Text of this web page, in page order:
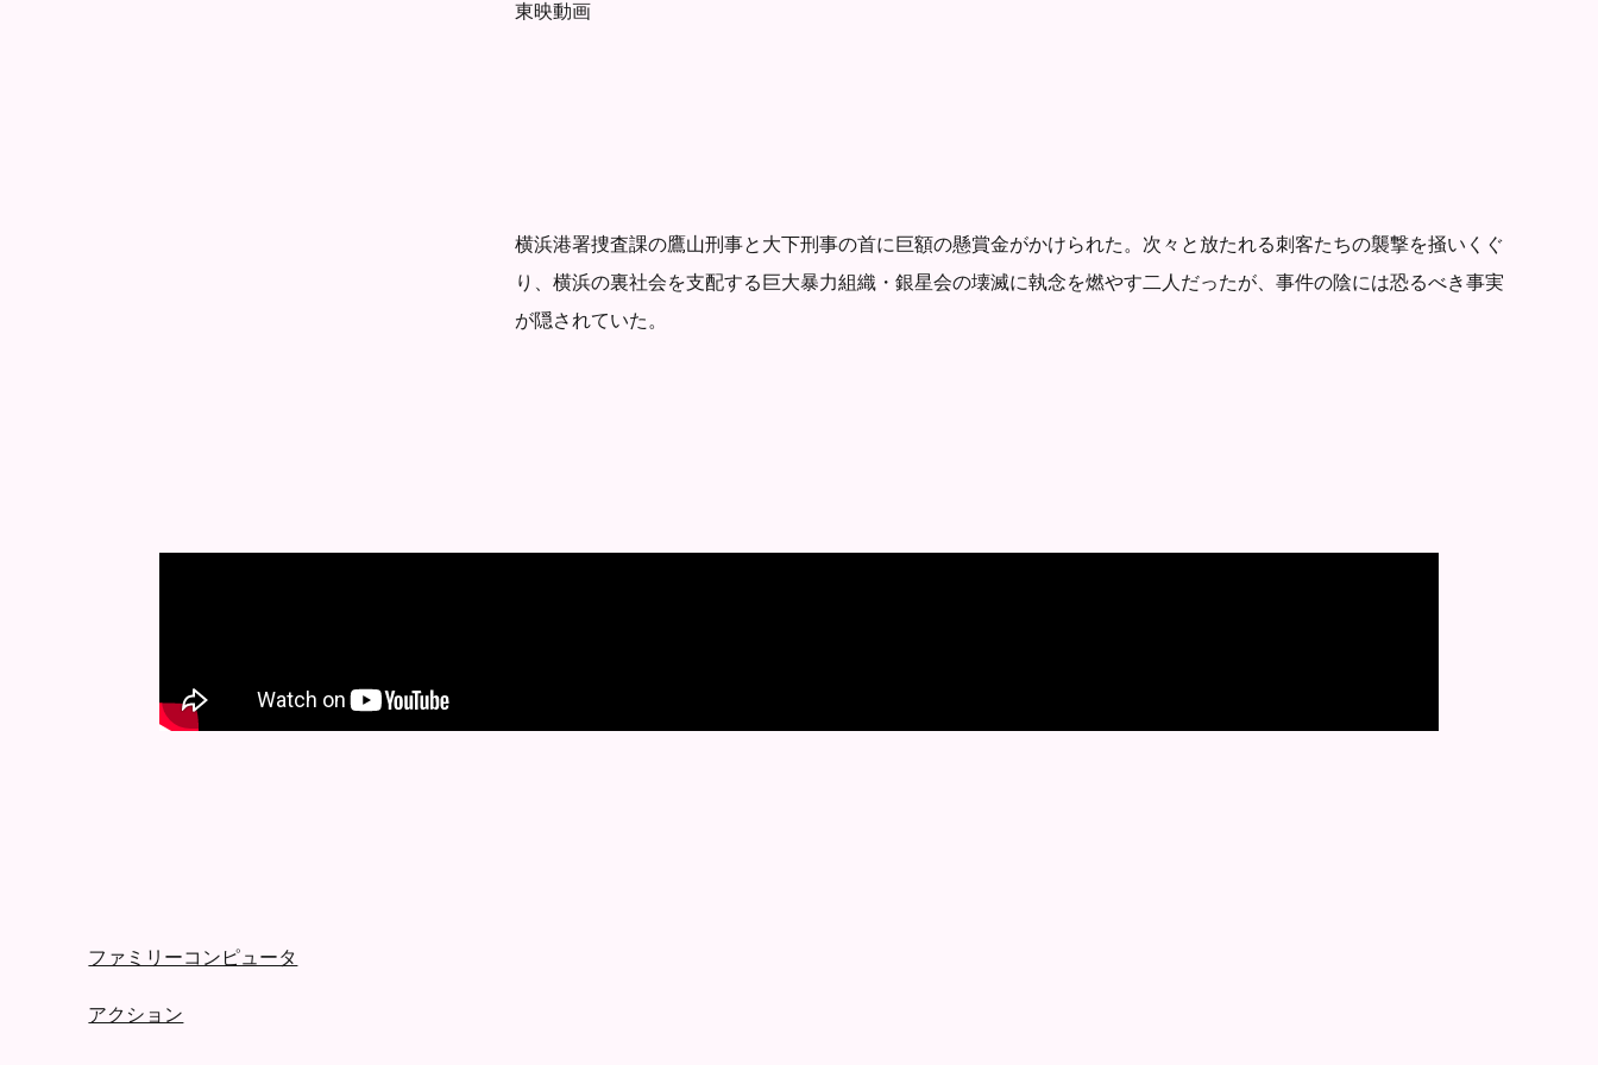
東映動画
横浜港署捜査課の鷹山刑事と大下刑事の首に巨額の懸賞金がかけられた。次々と放たれる刺客たちの襲撃を掻いくぐ
り、横浜の裏社会を支配する巨大暴力組織・銀星会の壊滅に執念を燃やす二人だったが、事件の陰には恐るべき事実
が隠されていた。
ファミリーコンピュータ
アクション